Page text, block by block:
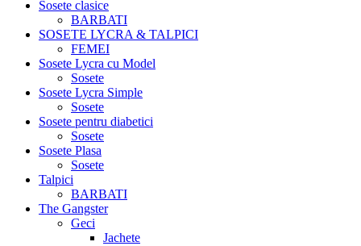
Sosete clasice
BARBATI
SOSETE LYCRA & TALPICI
FEMEI
Sosete Lycra cu Model
Sosete
Sosete Lycra Simple
Sosete
Sosete pentru diabetici
Sosete
Sosete Plasa
Sosete
Talpici
BARBATI
The Gangster
Geci
Jachete